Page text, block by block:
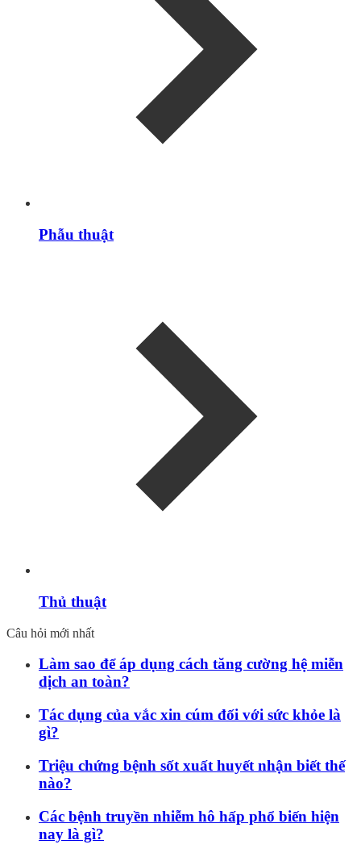
Phẫu thuật
Thủ thuật
Câu hỏi mới nhất
Làm sao để áp dụng cách tăng cường hệ miễn
dịch an toàn?
Tác dụng của vắc xin cúm đối với sức khỏe là
gì?
Triệu chứng bệnh sốt xuất huyết nhận biết thế
nào?
Các bệnh truyền nhiễm hô hấp phổ biến hiện
nay là gì?